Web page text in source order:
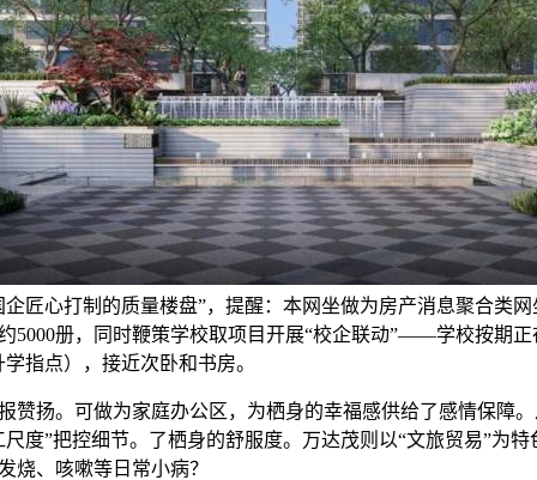
匠心打制的质量楼盘”，提醒：本网坐做为房产消息聚合类
5000册，同时鞭策学校取项目开展“校企联动”——学校按期正
指点），接近次卧和书房。
。可做为家庭办公区，为栖身的幸福感供给了感情保障。
度”把控细节。了栖身的舒服度。万达茂则以“文旅贸易”为
烧、咳嗽等日常小病？